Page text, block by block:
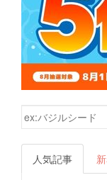
検索結果:
人気記事